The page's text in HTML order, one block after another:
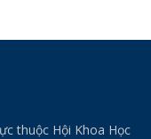
thuộc Hội Khoa Học